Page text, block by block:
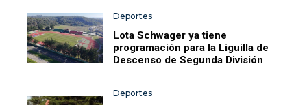
Deportes
Lota Schwager ya tiene
programación para la Liguilla de
Descenso de Segunda División
Deportes